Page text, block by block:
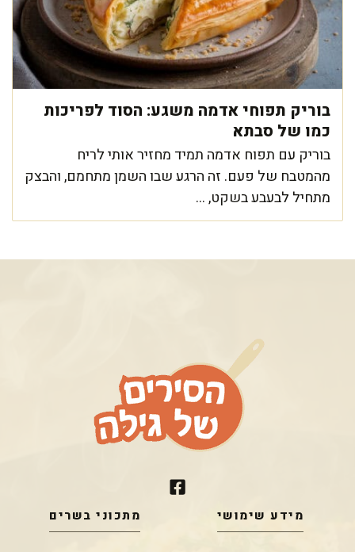
בוריק תפוחי אדמה משגע: הסוד לפריכות
כמו של סבתא
בוריק עם תפוח אדמה תמיד מחזיר אותי לריח
מהמטבח של פעם. זה הרגע שבו השמן מתחמם, והבצק
מתחיל לבעבע בשקט, ...
מידע שימושי מתכוני בשרים